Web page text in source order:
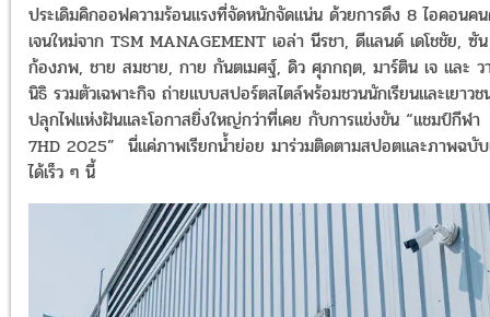
ประเดิมคิกออฟความร้อนแรงที่จัดหนักจัดแน่น ด้วยการดึง 8 ไอคอนค
เจนใหม่จาก TSM MANAGEMENT เอล่า นีรชา, ดีแลนด์ เดโชชัย, ซัน
ก้องภพ, ชาย สมชาย, กาย กันตเมศฐ์, ดิว ศุภกฤต, มาร์ติน เจ และ ว
นิธิ รวมตัวเฉพาะกิจ ถ่ายแบบสปอร์ตสไตล์พร้อมชวนนักเรียนและเยาวช
ปลุกไฟแห่งฝันและโอกาสยิ่งใหญ่กว่าที่เคย กับการแข่งขัน “แชมป์กีฬา
7HD 2025” นี่แค่ภาพเรียกน้ำย่อย มาร่วมติดตามสปอตและภาพฉบับ
ได้เร็ว ๆ นี้